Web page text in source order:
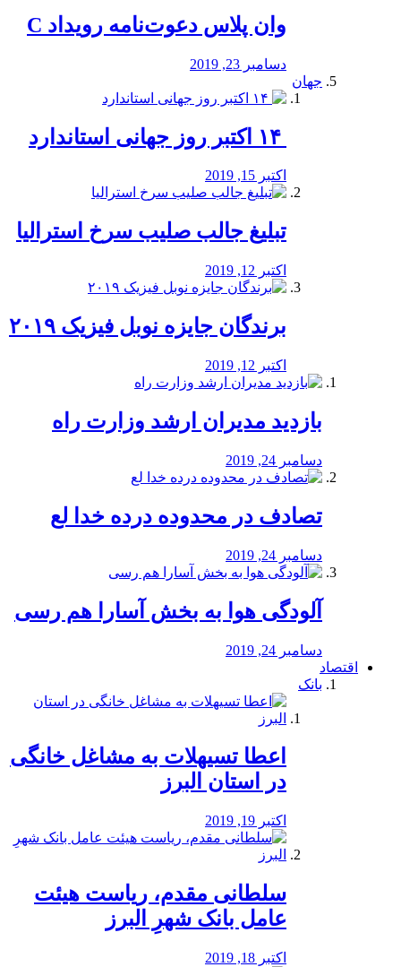
وان پلاس دعوت‌نامه رویداد C
دسامبر 23, 2019
جهان
اکتبر 15, 2019
تبلیغ جالب صلیب سرخ استرالیا
اکتبر 12, 2019
برندگان جایزه نوبل فیزیک ۲۰۱۹
اکتبر 12, 2019
بازدید مدیران ارشد وزارت راه
دسامبر 24, 2019
تصادف در محدوده درده خدا لع
دسامبر 24, 2019
آلودگی هوا به بخش آسارا هم رسی
دسامبر 24, 2019
اقتصاد
بانک
️اعطا تسیهلات به مشاغل خانگی
در استان البرز
اکتبر 19, 2019
سلطانی مقدم، ریاست هیئت
عامل بانک شهرِ البرز
اکتبر 18, 2019